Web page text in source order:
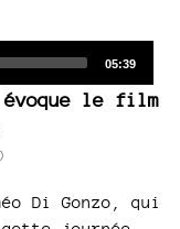
Total
05:39
évoque le film
Di Gonzo, qui